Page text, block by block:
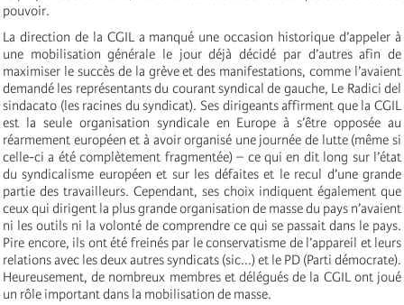
pouvoir.
La direction de la CGIL a manqué une occasion historique d’appeler à
une mobilisation générale le jour déjà décidé par d’autres afin de
maximiser le succès de la grève et des manifestations, comme l’avaient
demandé les représentants du courant syndical de gauche, Le Radici del
sindacato (les racines du syndicat). Ses dirigeants affirment que la CGIL
est la seule organisation syndicale en Europe à s’être opposée au
réarmement européen et à avoir organisé une journée de lutte (même si
celle-ci a été complètement fragmentée) – ce qui en dit long sur l’état
du syndicalisme européen et sur les défaites et le recul d’une grande
partie des travailleurs. Cependant, ses choix indiquent également que
ceux qui dirigent la plus grande organisation de masse du pays n’avaient
ni les outils ni la volonté de comprendre ce qui se passait dans le pays.
Pire encore, ils ont été freinés par le conservatisme de l’appareil et leurs
relations avec les deux autres syndicats (sic...) et le PD (Parti démocrate).
Heureusement, de nombreux membres et délégués de la CGIL ont joué
un rôle important dans la mobilisation de masse.